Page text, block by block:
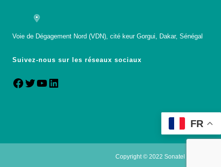
Voie de Dégagement Nord (VDN), cité keur Gorgui, Dakar, Sénégal
Suivez-nous sur les réseaux sociaux
Copyright © 2022 Sonatel
FR